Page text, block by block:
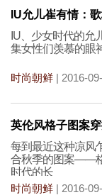
IU允儿崔有情：
IU、少女时代的允
集女性们羡慕的眼
时尚朝鲜 | 2016-
英伦风格子图案
每到最近这种凉风
合秋季的图案——
时代的长
时尚朝鲜 | 2016-